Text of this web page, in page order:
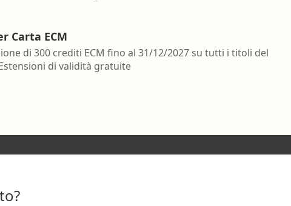
Carta ECM
di 300 crediti ECM fino al 31/12/2027 su tutti i titoli del
di validità gratuite